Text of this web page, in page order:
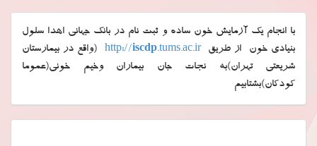
با انجام یک آزمایش خون ساده و ثبت نام در بانک جهانی اهدا سلول
بنیادی خون از طریق
http://iscdp.tums.ac.ir
(واقع در بیمارستان
شریعتی تهران)به نجات جان بیماران وخیم خونی(عموما
کودکان)بشتابیم